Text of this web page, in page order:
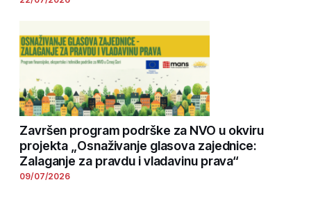
Završen program podrške za NVO u okviru
projekta „Osnaživanje glasova zajednice:
Zalaganje za pravdu i vladavinu prava“
09/07/2026